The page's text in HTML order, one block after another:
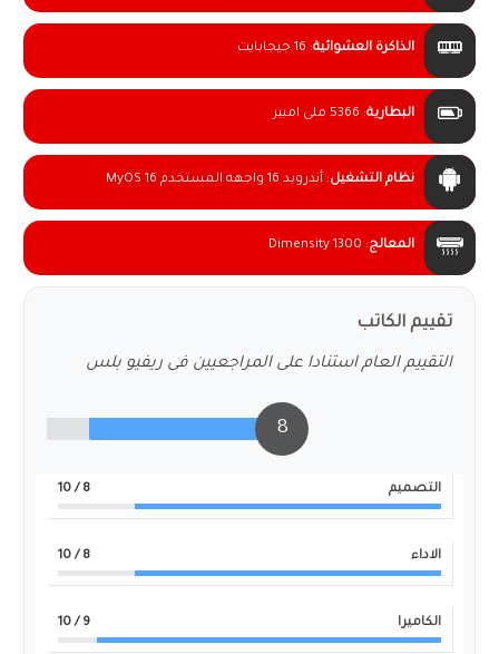
الذاكرة العشوائية: 16 جيجابايت
البطارية: 5366 ملى امبير
نظام التشغيل: أندرويد 16 واجهه المستخدم MyOS 16
المعالج:
Dimensity 1300
تقييم الكاتب
التقييم العام استنادا على المراجعيين فى ريفيو بلس
8
التصميم 8
/ 10
الاداء 8
/ 10
الكاميرا 9
/ 10